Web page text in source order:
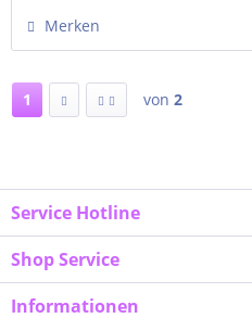
Merken
1 von 2
Service Hotline
Shop Service
Informationen